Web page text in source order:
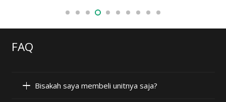
FAQ
Bisakah saya membeli unitnya saja?